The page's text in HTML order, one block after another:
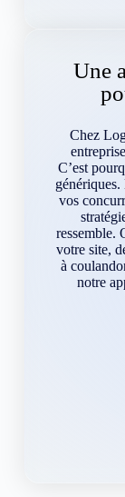
Une
Chez
C’est
vos
ressemble.
votre site,
à
notre